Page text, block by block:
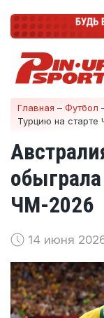
Главная – Футбол
Турцию на
ЧМ-2026
14 июня